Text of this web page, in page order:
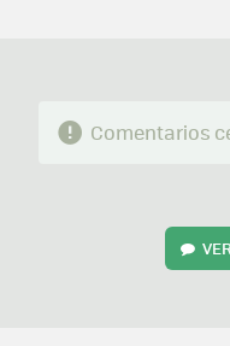
Comentarios